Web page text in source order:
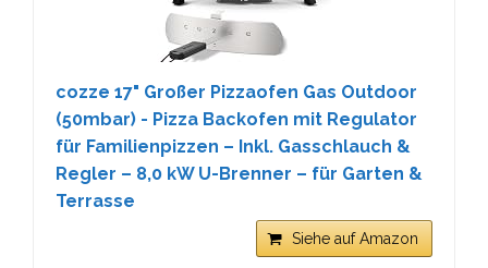
cozze 17" Großer Pizzaofen Gas Outdoor
(50mbar) - Pizza Backofen mit Regulator
für Familienpizzen – Inkl. Gasschlauch &
Regler – 8,0 kW U-Brenner – für Garten &
Terrasse
Siehe auf Amazon